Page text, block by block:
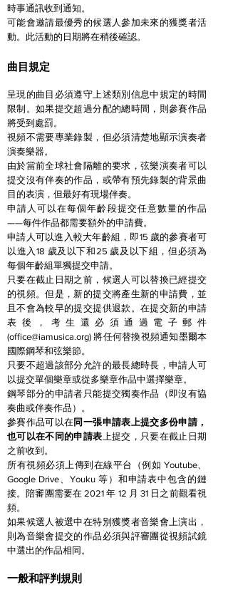
時事通訊收到通知。
可能會邀請最優秀的候選人參加未來的獲獎者活
動。此活動的日期將在稍後確認。
曲目規定
呈現的曲目必須遵守上述類別信息中規定的時間
限制。如果提交超過分配的總時間，則參賽作品
將受到處罰。
視頻不需要專業錄製，但必須清楚地顯示演奏者
演奏樂器。
由於當前全球社會隔離的要求，弦樂演奏者可以
提交沒有伴奏的作品，或帶有預先錄製的背景曲
目的表演，但最好有現場伴奏。
申請人可以在每個年齡段提交任意數量的作品
——每件作品都需要額外的申請費。
申請人可以進入較大年齡組，即15 歲的參賽者可
以進入18 歲及以下和25 歲及以下組，但必須為
每個年齡組單獨提交申請。
只要在截止日期之前，候選人可以替換已經提交
的視頻。但是，新的提交將產生新的申請費，並
且不會為較早的提交提供退款。在提交新的申請
表後，考生還必須通過電子郵件
(office@iamusica.org) 將任何替換視頻通知墨爾本
國際鋼琴和弦樂節。
只要不超過該部分允許的最長總時長，申請人可
以提交單個樂章或從多樂章作品中選擇樂章。
鋼琴部分的申請者只能提交獨奏作品（即沒有協
奏曲或伴奏作品）。
參賽作品可以在同一張申請表上提交多份申請，
也可以在不同的申請表上提交，只要在截止日期
之前收到。
所有視頻必須上傳到在線平台（例如 Youtube、
Google Drive、Youku 等）和申請表中包含的鏈
接。陪審團需要在 2021 年 12 月 31 日之前觀看視
頻。
如果候選人被選中在特別獲獎者音樂會上演出，
則為音樂會提交的作品必須與評審團從視頻試鏡
中選出的作品相同。
一般和評判規則